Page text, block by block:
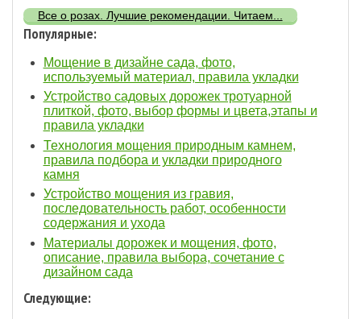
Все о розах. Лучшие рекомендации. Читаем...
Популярные:
Мощение в дизайне сада, фото,
используемый материал, правила укладки
Устройство садовых дорожек тротуарной
плиткой, фото, выбор формы и цвета,этапы и
правила укладки
Технология мощения природным камнем,
правила подбора и укладки природного
камня
Устройство мощения из гравия,
последовательность работ, особенности
содержания и ухода
Материалы дорожек и мощения, фото,
описание, правила выбора, сочетание с
дизайном сада
Следующие: